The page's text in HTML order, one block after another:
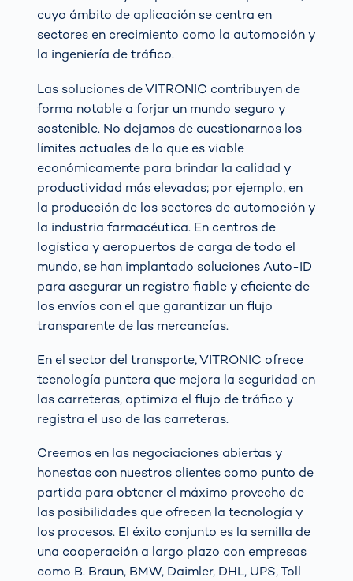
cuyo ámbito de aplicación se centra en
sectores en crecimiento como la automoción y
la ingeniería de tráfico.
Las soluciones de VITRONIC contribuyen de
forma notable a forjar un mundo seguro y
sostenible. No dejamos de cuestionarnos los
límites actuales de lo que es viable
económicamente para brindar la calidad y
productividad más elevadas; por ejemplo, en
la producción de los sectores de automoción y
la industria farmacéutica. En centros de
logística y aeropuertos de carga de todo el
mundo, se han implantado soluciones Auto-ID
para asegurar un registro fiable y eficiente de
los envíos con el que garantizar un flujo
transparente de las mercancías.
En el sector del transporte, VITRONIC ofrece
tecnología puntera que mejora la seguridad en
las carreteras, optimiza el flujo de tráfico y
registra el uso de las carreteras.
Creemos en las negociaciones abiertas y
honestas con nuestros clientes como punto de
partida para obtener el máximo provecho de
las posibilidades que ofrecen la tecnología y
los procesos. El éxito conjunto es la semilla de
una cooperación a largo plazo con empresas
como B. Braun, BMW, Daimler, DHL, UPS, Toll